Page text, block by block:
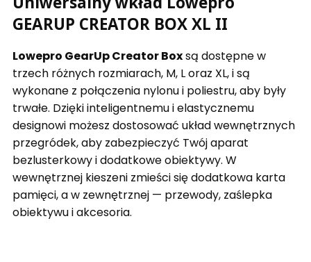
GEARUP CREATOR BOX XL II
Lowepro GearUp Creator Boxsą dostępne w
trzech różnych rozmiarach, M, L oraz XL, i są
wykonane z połączenia nylonu i poliestru, aby były
trwałe. Dzięki inteligentnemu i elastycznemu
designowi możesz dostosować układ wewnętrznych
przegródek, aby zabezpieczyć Twój aparat
bezlusterkowy i dodatkowe obiektywy. W
wewnętrznej kieszeni zmieści się dodatkowa karta
pamięci, a w zewnętrznej — przewody, zaślepka
obiektywu i akcesoria.